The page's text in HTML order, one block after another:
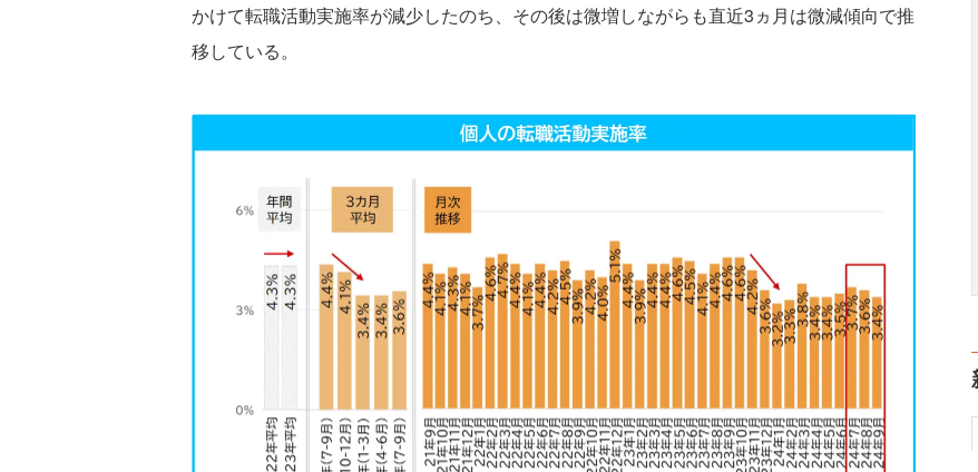
かけて転職活動実施率が減少したのち、その後は微増しながらも直近3ヵ月は微減傾向で推
移している。